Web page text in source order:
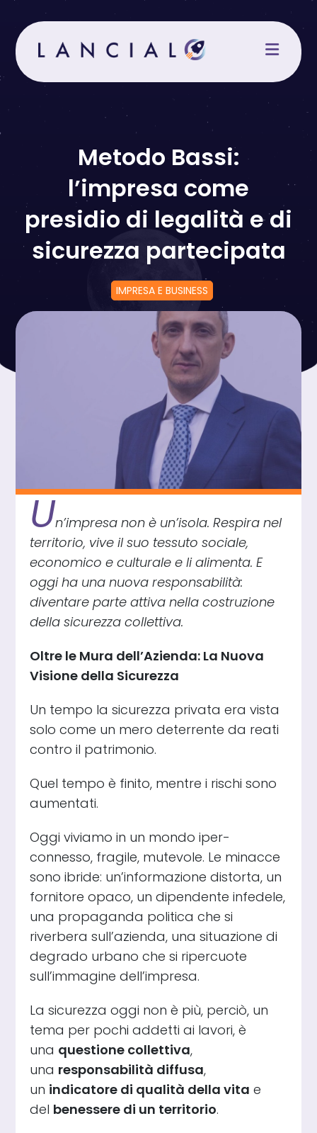
contenuto
Metodo Bassi:
l’impresa come
presidio di legalità e di
sicurezza partecipata
IMPRESA E BUSINESS
Un’impresa non è un’isola. Respira nel
territorio, vive il suo tessuto sociale,
economico e culturale e li alimenta. E
oggi ha una nuova responsabilità:
diventare parte attiva nella costruzione
della sicurezza collettiva.
Oltre le Mura dell’Azienda: La Nuova
Visione della Sicurezza
Un tempo la sicurezza privata era vista
solo come un mero deterrente da reati
contro il patrimonio.
Quel tempo è finito, mentre i rischi sono
aumentati.
Oggi viviamo in un mondo iper-
connesso, fragile, mutevole. Le minacce
sono ibride: un’informazione distorta, un
fornitore opaco, un dipendente infedele,
una propaganda politica che si
riverbera sull’azienda, una situazione di
degrado urbano che si ripercuote
sull’immagine dell’impresa.
La sicurezza oggi non è più, perciò, un
tema per pochi addetti ai lavori, è
una questione collettiva,
una responsabilità diffusa,
un indicatore di qualità della vita e
del benessere di un territorio.